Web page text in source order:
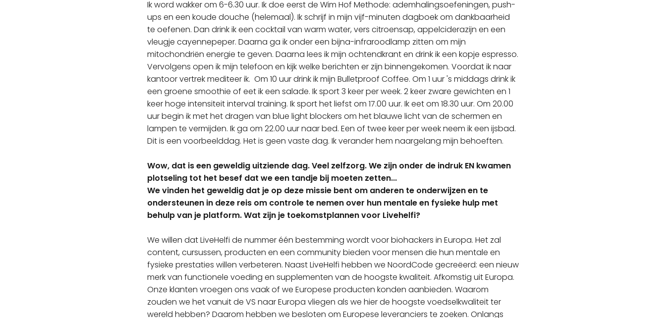
Ik word wakker om 6-6.30 uur. Ik doe eerst de Wim Hof Methode: ademhalingsoefeningen, push-
ups en een koude douche (helemaal). Ik schrijf in mijn vijf-minuten dagboek om dankbaarheid
te oefenen. Dan drink ik een cocktail van warm water, vers citroensap, appelciderazijn en een
vleugje cayennepeper. Daarna ga ik onder een bijna-infraroodlamp zitten om mijn
mitochondriën energie te geven. Daarna lees ik mijn ochtendkrant en drink ik een kopje espresso.
Vervolgens open ik mijn telefoon en kijk welke berichten er zijn binnengekomen. Voordat ik naar
kantoor vertrek mediteer ik. Om 10 uur drink ik mijn Bulletproof Coffee. Om 1 uur 's middags drink ik
een groene smoothie of eet ik een salade. Ik sport 3 keer per week. 2 keer zware gewichten en 1
keer hoge intensiteit interval training. Ik sport het liefst om 17.00 uur. Ik eet om 18.30 uur. Om 20.00
uur begin ik met het dragen van blue light blockers om het blauwe licht van de schermen en
lampen te vermijden. Ik ga om 22.00 uur naar bed. Een of twee keer per week neem ik een ijsbad.
Dit is een voorbeelddag. Het is geen vaste dag. Ik verander hem naargelang mijn behoeften.
Wow, dat is een geweldig uitziende dag. Veel zelfzorg. We zijn onder de indruk EN kwamen
plotseling tot het besef dat we een tandje bij moeten zetten...
We vinden het geweldig dat je op deze missie bent om anderen te onderwijzen en te
ondersteunen in deze reis om controle te nemen over hun mentale en fysieke hulp met
behulp van je platform. Wat zijn je toekomstplannen voor Livehelfi?
We willen dat LiveHelfi de nummer één bestemming wordt voor biohackers in Europa. Het zal
content, cursussen, producten en een community bieden voor mensen die hun mentale en
fysieke prestaties willen verbeteren. Naast LiveHelfi hebben we NoordCode gecreëerd: een nieuw
merk van functionele voeding en supplementen van de hoogste kwaliteit. Afkomstig uit Europa.
Onze klanten vroegen ons vaak of we Europese producten konden aanbieden. Waarom
zouden we het vanuit de VS naar Europa vliegen als we hier de hoogste voedselkwaliteit ter
wereld hebben? Daarom hebben we besloten om Europese leveranciers te zoeken. Onlangs